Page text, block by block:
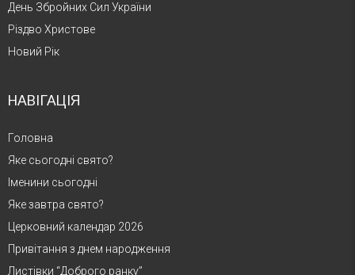
День Збройних Сил України
Різдво Христове
Новий Рік
НАВІГАЦІЯ
Головна
Яке сьогодні свято?
Іменини сьогодні
Яке завтра свято?
Церковний календар 2026
Привітання з днем народження
Листівки “Доброго ранку”